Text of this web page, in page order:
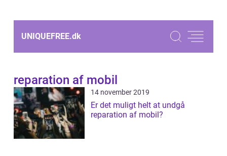
UNIQUEFREE.dk
reparation af mobil
14 november 2019
Er det muligt helt at undgå
reparation af mobil?